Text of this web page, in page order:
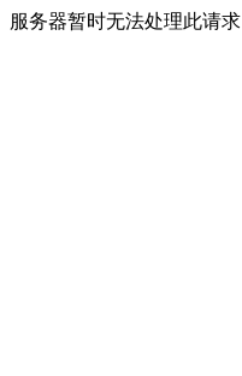
服务器暂时无法处理此请求